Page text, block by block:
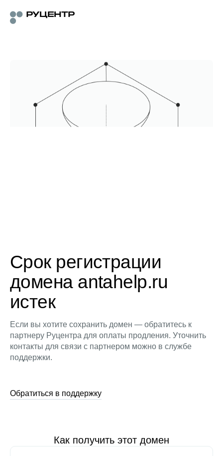
Срок регистрации
домена antahelp.ru
истек
Если вы хотите сохранить домен — обратитесь к
партнеру Руцентра для оплаты продления. Уточнить
контакты для связи с партнером можно в службе
поддержки.
Обратиться в поддержку
Как получить этот домен